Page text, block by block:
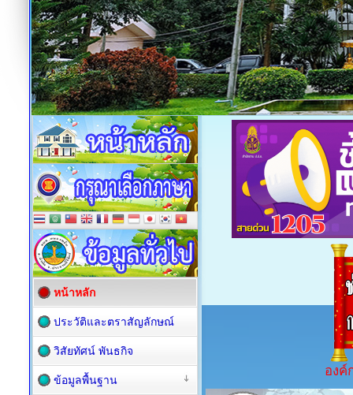
องค์
หน้าหลัก
ประวัติและตราสัญลักษณ์
วิสัยทัศน์ พันธกิจ
ข้อมูลพื้นฐาน